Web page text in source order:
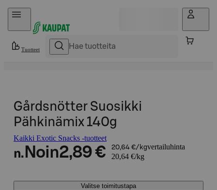
Hyppää sisältöön
Tuotteet
Gårdsnötter Suosikki
Pähkinämix 140g
Kaikki Exotic Snacks -tuotteet
n. Noin2,89 € 20,64 €/kgvertailuhinta
20,64 €/kg
Valitse toimitustapa